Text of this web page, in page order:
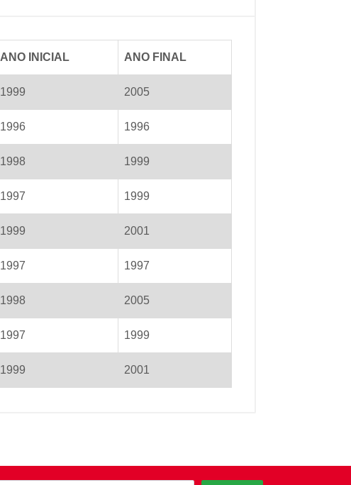
ANO INICIAL ANO FINAL
1999 2005
1996 1996
1998 1999
1997 1999
1999 2001
1997 1997
1998 2005
1997 1999
1999 2001